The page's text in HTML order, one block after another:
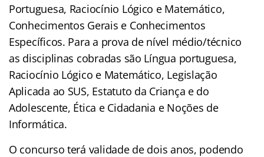
Portuguesa, Raciocínio Lógico e Matemático,
Conhecimentos Gerais e Conhecimentos
Específicos. Para a prova de nível médio/técnico
as disciplinas cobradas são Língua portuguesa,
Raciocínio Lógico e Matemático, Legislação
Aplicada ao SUS, Estatuto da Criança e do
Adolescente, Ética e Cidadania e Noções de
Informática.
O concurso terá validade de dois anos, podendo